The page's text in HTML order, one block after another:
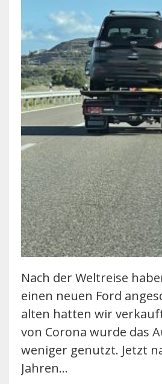
Nach der Weltreise
einen neuen Ford
alten hatten wir
von Corona wurde das
weniger genutzt. Jetzt
Jahren…